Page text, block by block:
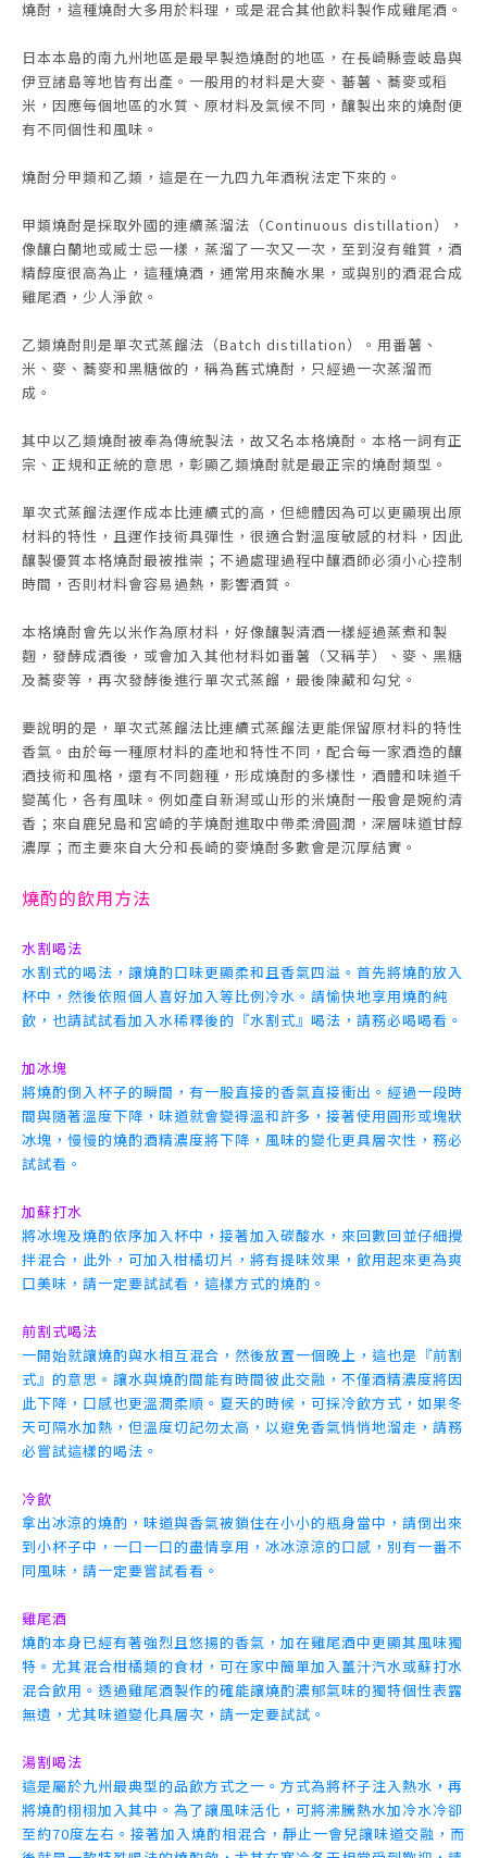
燒酎，這種燒酎大多用於料理，或是混合其他飲料製作成雞尾酒。
日本本島的南九州地區是最早製造燒酎的地區，在長崎縣壹岐島與
伊豆諸島等地皆有出產。一般用的材料是大麥、蕃薯、蕎麥或稻
米，因應每個地區的水質、原材料及氣候不同，釀製出來的燒酎便
有不同個性和風味。
燒酎分甲類和乙類，這是在一九四九年酒稅法定下來的。
甲類燒酎是採取外國的連續蒸溜法（Continuous distillation），
像釀白蘭地或威士忌一樣，蒸溜了一次又一次，至到沒有雜質，酒
精醇度很高為止，這種燒酒，通常用來醃水果，或與別的酒混合成
雞尾酒，少人淨飲。
乙類燒酎則是單次式蒸餾法（Batch distillation）。用番薯、
米、麥、蕎麥和黑糖做的，稱為舊式燒酎，只經過一次蒸溜而
成。
其中以乙類燒酎被奉為傳統製法，故又名本格燒酎。本格一詞有正
宗、正規和正統的意思，彰顯乙類燒酎就是最正宗的燒酎類型。
單次式蒸餾法運作成本比連續式的高，但總體因為可以更顯現出原
材料的特性，且運作技術具彈性，很適合對溫度敏感的材料，因此
釀製優質本格燒酎最被推崇；不過處理過程中釀酒師必須小心控制
時間，否則材料會容易過熱，影響酒質。
本格燒酎會先以米作為原材料，好像釀製清酒一樣經過蒸煮和製
麴，發酵成酒後，或會加入其他材料如番薯（又稱芋）、麥、黑糖
及蕎麥等，再次發酵後進行單次式蒸餾，最後陳藏和勾兌。
要說明的是，單次式蒸餾法比連續式蒸餾法更能保留原材料的特性
香氣。由於每一種原材料的產地和特性不同，配合每一家酒造的釀
酒技術和風格，還有不同麴種，形成燒酎的多樣性，酒體和味道千
變萬化，各有風味。例如產自新潟或山形的米燒酎一般會是婉約清
香；來自鹿兒島和宮崎的芋燒酎進取中帶柔滑圓潤，深層味道甘醇
濃厚；而主要來自大分和長崎的麥燒酎多數會是沉厚結實。
燒酌的飲用方法
水割喝法
水割式的喝法，讓燒酌口味更顯柔和且香氣四溢。首先將燒酌放入
杯中，然後依照個人喜好加入等比例冷水。請愉快地享用燒酌純
飲，也請試試看加入水稀釋後的『水割式』喝法，請務必喝喝看。
加冰塊
將燒酌倒入杯子的瞬間，有一股直接的香氣直接衝出。經過一段時
間與隨著溫度下降，味道就會變得溫和許多，接著使用圓形或塊狀
冰塊，慢慢的燒酌酒精濃度將下降，風味的變化更具層次性，務必
試試看。
加蘇打水
將冰塊及燒酌依序加入杯中，接著加入碳酸水，來回數回並仔細攪
拌混合，此外，可加入柑橘切片，將有提味效果，飲用起來更為爽
口美味，請一定要試試看，這樣方式的燒酌。
前割式喝法
一開始就讓燒酌與水相互混合，然後放置一個晚上，這也是『前割
式』的意思。讓水與燒酌間能有時間彼此交融，不僅酒精濃度將因
此下降，口感也更溫潤柔順。夏天的時候，可採冷飲方式，如果冬
天可隔水加熱，但溫度切記勿太高，以避免香氣悄悄地溜走，請務
必嘗試這樣的喝法。
冷飲
拿出冰涼的燒酌，味道與香氣被鎖住在小小的瓶身當中，請倒出來
到小杯子中，一口一口的盡情享用，冰冰涼涼的口感，別有一番不
同風味，請一定要嘗試看看。
雞尾酒
燒酌本身已經有著強烈且悠揚的香氣，加在雞尾酒中更顯其風味獨
特。尤其混合柑橘類的食材，可在家中簡單加入薑汁汽水或蘇打水
混合飲用。透過雞尾酒製作的確能讓燒酌濃郁氣味的獨特個性表露
無遺，尤其味道變化具層次，請一定要試試。
湯割喝法
這是屬於九州最典型的品飲方式之一。方式為將杯子注入熱水，再
將燒酌栩栩加入其中。為了讓風味活化，可將沸騰熱水加冷水冷卻
至約70度左右。接著加入燒酌相混合，靜止一會兒讓味道交融，而